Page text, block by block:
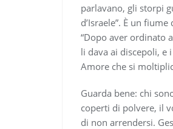
parlavano, gli storpi
d’Israele”. È un
“Dopo aver ordinato
li dava ai discepoli, e
Amore che si
Guarda bene: chi
coperti di polvere, il
di non arrendersi.